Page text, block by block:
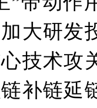
大研发
技术攻
补链延